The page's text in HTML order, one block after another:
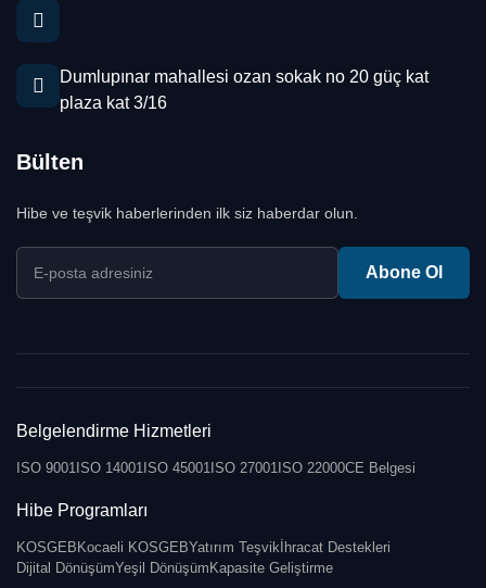
Dumlupınar mahallesi ozan sokak no 20 güç kat
plaza kat 3/16
Bülten
Hibe ve teşvik haberlerinden ilk siz haberdar olun.
Abone Ol
Belgelendirme Hizmetleri
ISO 9001 ISO 14001 ISO 45001 ISO 27001 ISO 22000CE Belgesi
Hibe Programları
KOSGEB Kocaeli KOSGEBYatırım Teşvik İhracat Destekleri
Dijital DönüşümYeşil Dönüşüm Kapasite Geliştirme